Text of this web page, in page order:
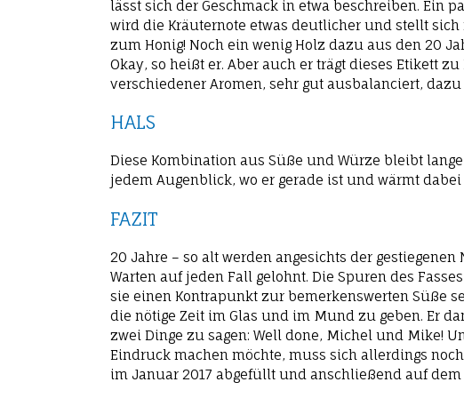
lässt sich der Geschmack in etwa beschreiben. Ein
wird die Kräuternote etwas deutlicher und stellt
zum Honig! Noch ein wenig Holz dazu aus den 20
Okay, so heißt er. Aber auch er trägt dieses Etikett
verschiedener Aromen, sehr gut ausbalanciert,
HALS
Diese Kombination aus Süße und Würze bleibt
jedem Augenblick, wo er gerade ist und wärmt dabei
FAZIT
20 Jahre – so alt werden angesichts der
Warten auf jeden Fall gelohnt. Die Spuren des
sie einen Kontrapunkt zur bemerkenswerten Süße
die nötige Zeit im Glas und im Mund zu geben. Er
zwei Dinge zu sagen: Well done, Michel und Mike!
Eindruck machen möchte, muss sich allerdings
im Januar 2017 abgefüllt und anschließend auf